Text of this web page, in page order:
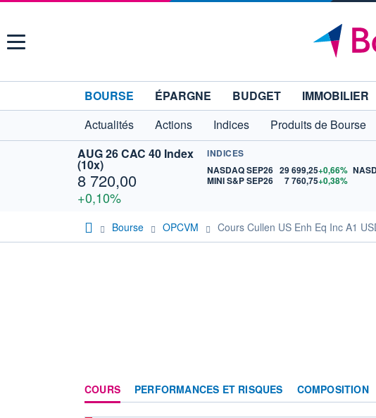
Menu
BOURSE ÉPARGNE BUDGET IMMOBILIER
Actualités
Actions Indices Produits de Bourse
AUG 26 CAC 40 Index
(10x)
8 720,00
+0,10%
INDICES
NASDAQ SEP26 29 699,25+0,66%
MINI S&P SEP26
7 760,75+0,38%
Bourse OPCVM Cours Cullen US Enh Eq Inc A1
COURS PERFORMANCES ET RISQUES COMPOSITION